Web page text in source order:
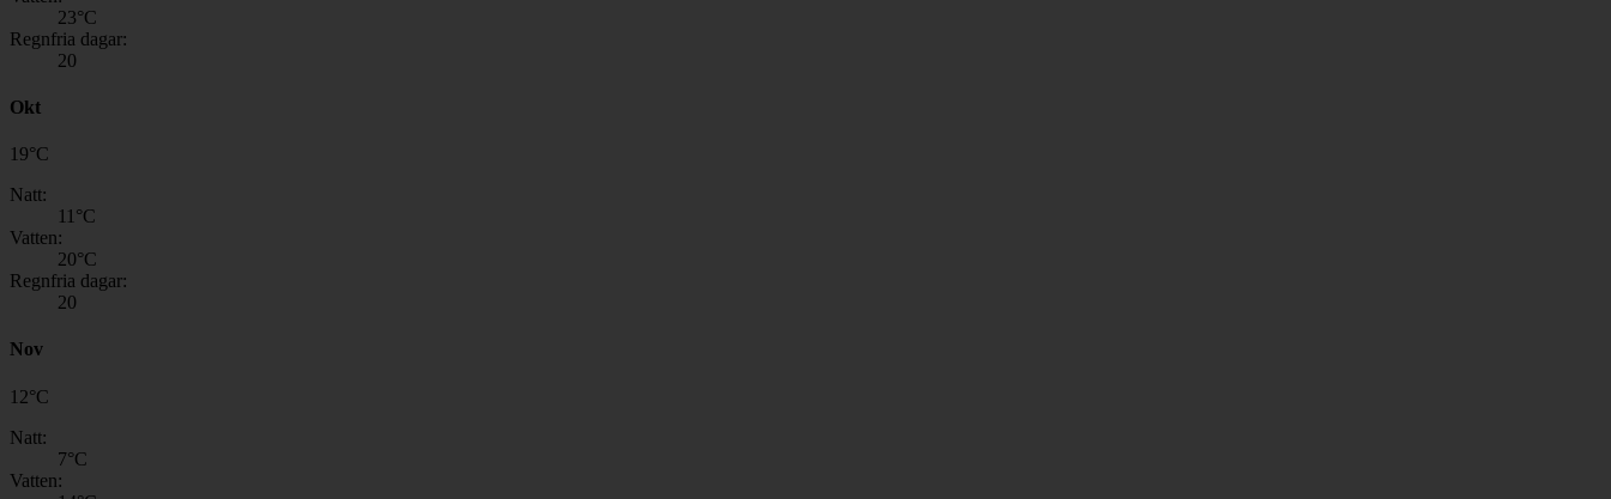
23°C
Regnfria dagar:
20
Okt
19°C
Natt:
11 °C
Vatten:
20°C
Regnfria dagar:
20
Nov
12°C
Natt:
7°C
Vatten: